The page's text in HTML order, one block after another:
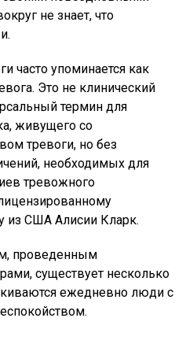
не знает, что
часто упоминается как
Это не клинический
термин для
живущего со
тревоги, но без
необходимых для
тревожного
из США Алисии Кларк.
проведенным
существует несколько
ежедневно люди с